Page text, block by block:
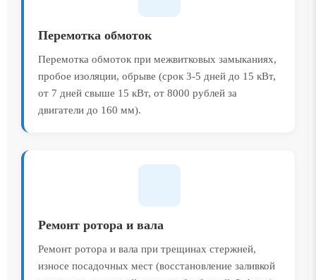
Перемотка обмоток
Перемотка обмоток при межвитковых замыканиях,
пробое изоляции, обрыве (срок 3-5 дней до 15 кВт,
от 7 дней свыше 15 кВт, от 8000 рублей за
двигатели до 160 мм).
Ремонт ротора и вала
Ремонт ротора и вала при трещинах стержней,
износе посадочных мест (восстановление заливкой